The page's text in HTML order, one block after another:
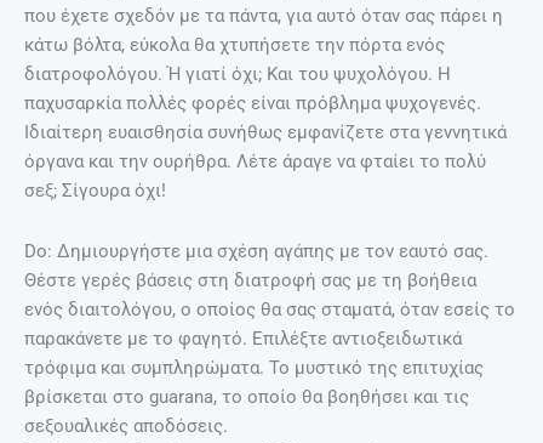
που έχετε σχεδόν με τα πάντα, για αυτό όταν σας πάρει η
κάτω βόλτα, εύκολα θα χτυπήσετε την πόρτα ενός
διατροφολόγου. Ή γιατί όχι; Και του ψυχολόγου. Η
παχυσαρκία πολλές φορές είναι πρόβλημα ψυχογενές.
Ιδιαίτερη ευαισθησία συνήθως εμφανίζετε στα γεννητικά
όργανα και την ουρήθρα. Λέτε άραγε να φταίει το πολύ
σεξ; Σίγουρα όχι!
Do: Δημιουργήστε μια σχέση αγάπης με τον εαυτό σας.
Θέστε γερές βάσεις στη διατροφή σας με τη βοήθεια
ενός διαιτολόγου, ο οποίος θα σας σταματά, όταν εσείς το
παρακάνετε με το φαγητό. Επιλέξτε αντιοξειδωτικά
τρόφιμα και συμπληρώματα. Το μυστικό της επιτυχίας
βρίσκεται στο guarana, το οποίο θα βοηθήσει και τις
σεξουαλικές αποδόσεις.